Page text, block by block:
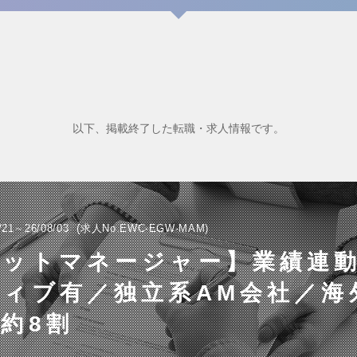
以下、掲載終了した転職・求人情報です。
～26/08/03 求人No.EWC-EGW-MAM
トマネージャー】業績連
ブ有／独立系AM会社／海
8割